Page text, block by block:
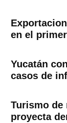
en el
Yucatán
casos de
Turismo de
proyecta